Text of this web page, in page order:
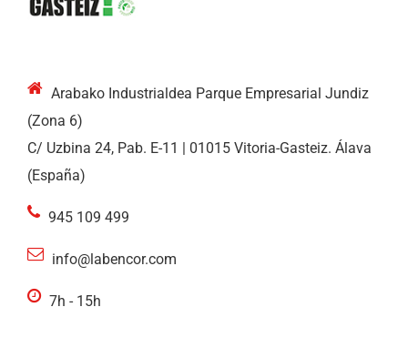
Arabako Industrialdea Parque Empresarial Jundiz
(Zona 6)
C/ Uzbina 24, Pab. E-11 | 01015 Vitoria-Gasteiz. Álava
(España)
945 109 499
info@labencor.com
7h - 15h